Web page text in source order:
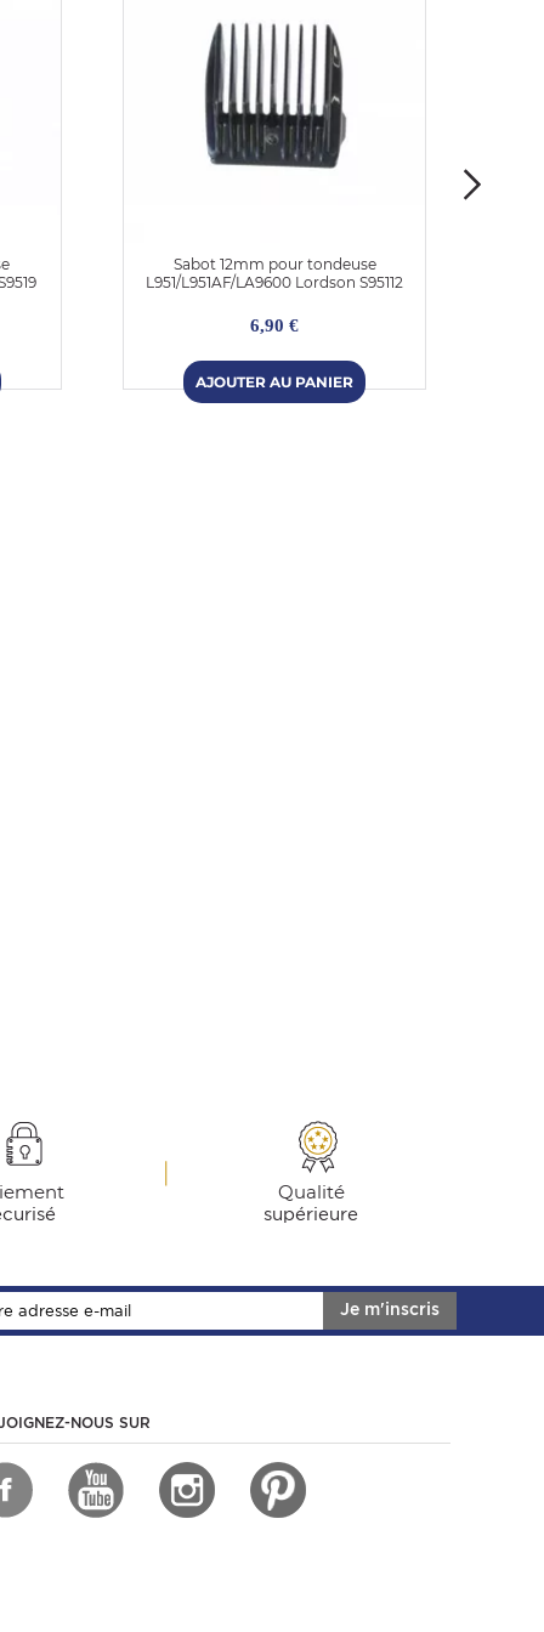
Sabot 12mm pour tondeuse
L951/L951AF/LA9600 Lordson S95112
6,90 €
Qualité
supérieure
Je m'inscris
NOUS SUR